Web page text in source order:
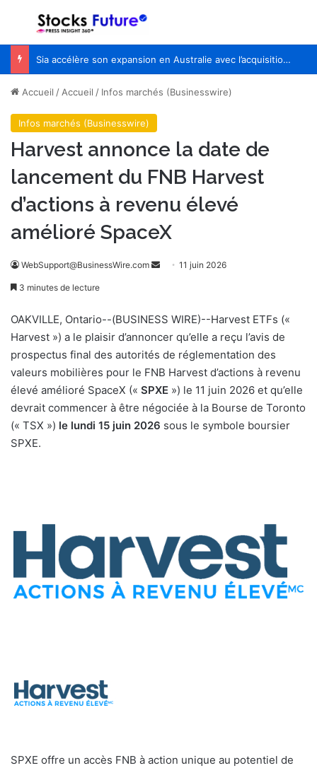
Menu
Sia accélère son expansion en Australie avec l’acquisition de Seven Consulting
Accueil /Accueil / Infos marchés (Businesswire)
Infos marchés (Businesswire)
Harvest annonce la date de
lancement du FNB Harvest
d’actions à revenu élevé
amélioré SpaceX
WebSupport@BusinessWire.com
o
y
r
u
11 juin 2026
3 minutes de lecture
OAKVILLE, Ontario--(BUSINESS WIRE)--Harvest ETFs («
Harvest ») a le plaisir d’annoncer qu’elle a reçu l’avis de
prospectus final des autorités de réglementation des
valeurs mobilières pour le FNB Harvest d’actions à revenu
élevé amélioré SpaceX (« SPXE ») le 11 juin 2026 et qu’elle
devrait commencer à être négociée à la Bourse de Toronto
(« TSX ») le lundi 15 juin 2026 sous le symbole boursier
SPXE.
SPXE offre un accès FNB à action unique au potentiel de